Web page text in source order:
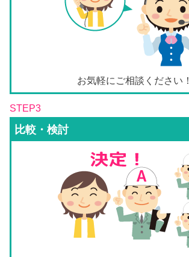
お気軽にご相談ください！
STEP3
比較・検討